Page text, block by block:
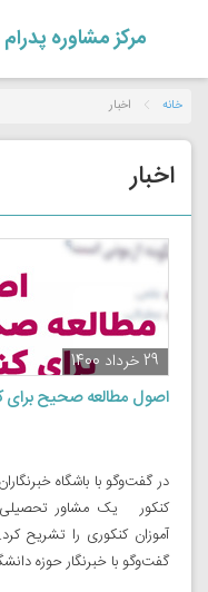
مرکز مشاوره پدرام
خانه اخبار
اخبار
29 خرداد 1400
اصول مطالعه صحیح برای
در گفت‌وگو با باشگاه
کنکور یک مشاور تحصیلی
آموزان کنکوری را تشریح
گفت‌وگو با خبرنگار حوزه